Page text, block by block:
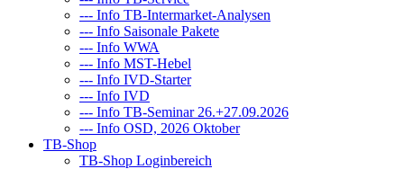
--- Info TB-Intermarket-Analysen
--- Info Saisonale Pakete
--- Info WWA
--- Info MST-Hebel
--- Info IVD-Starter
--- Info IVD
--- Info TB-Seminar 26.+27.09.2026
--- Info OSD, 2026 Oktober
TB-Shop
TB-Shop Loginbereich